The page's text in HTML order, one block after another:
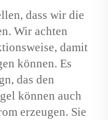
dass wir die
Wir achten
damit
können. Es
das den
können auch
erzeugen. Sie